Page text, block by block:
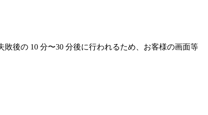
後の 10 分〜30 分後に行われるため、お客様の画面等